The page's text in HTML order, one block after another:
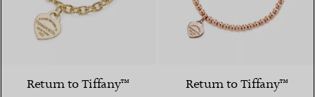
Return to Tiffany™ Return to Tiffany™